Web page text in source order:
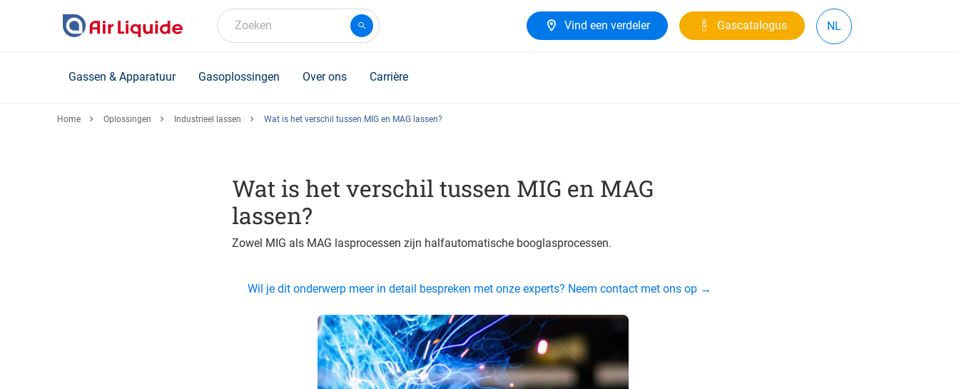
Zoeken Vind een verdeler Gascatalogus NL
Gassen & Apparatuur Gasoplossingen Over ons Carrière
Home Oplossingen Industrieel lassen Wat is het verschil tussen MIG en MAG lassen?
Wat is het verschil tussen MIG en MAG
lassen?
Zowel MIG als MAG lasprocessen zijn halfautomatische booglasprocessen.
Wil je dit onderwerp meer in detail bespreken met onze experts? Neem contact met ons op →